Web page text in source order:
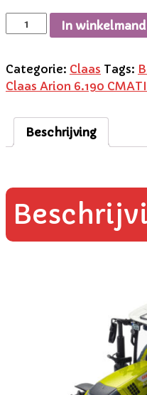
In winkelmand
Categorie: Claas Tags:
Claas Arion 6.190
Beschrijving